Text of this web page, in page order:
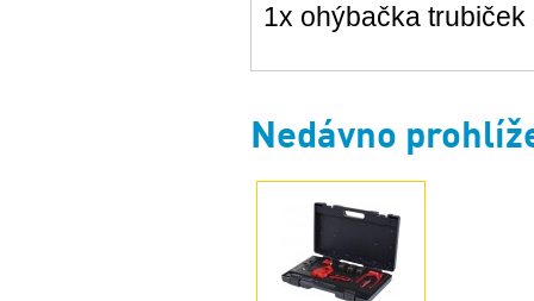
1x ohýbačka trubiček
Nedávno